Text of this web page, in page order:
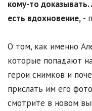
кому-то
есть вдохновение, -
О том, как именно
которые попадают
герои снимков и
прислать им его
смотрите в новом